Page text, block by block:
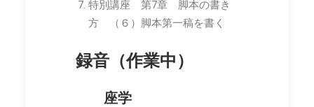
特別講座 第7章 脚本の書き
方 （６）脚本第一稿を書く
録音（作業中）
座学